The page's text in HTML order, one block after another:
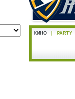
КИНО PARTY